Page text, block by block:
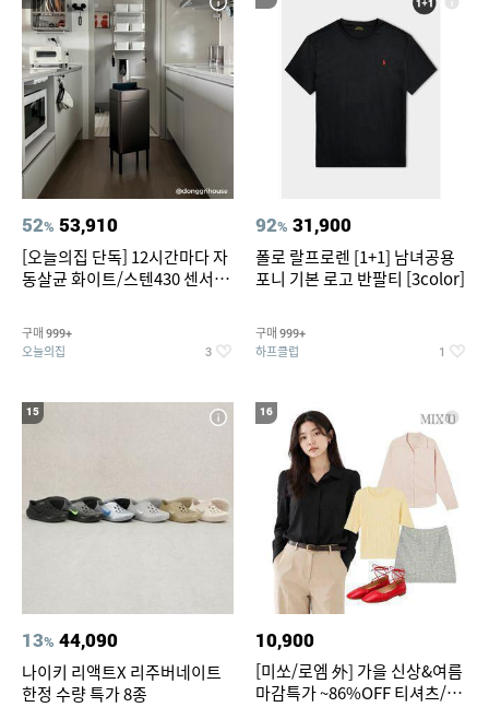
52% 53,910
[오늘의집 단독] 12시간마다 자
동살균 화이트/스텐430 센서휴
구매 999+
오늘의집 3
92% 31,900
폴로 랄프로렌 [1+1] 남녀공용
포니 기본 로고 반팔티 [3color]
구매 999+
하프클럽 1
15
13% 44,090
나이키 리액트X 리주버네이트
한정 수량 특가 8종
16
10,900
[미쏘/로엠 外] 가을 신상&여름
마감특가 ~86%OFF 티셔츠/슬